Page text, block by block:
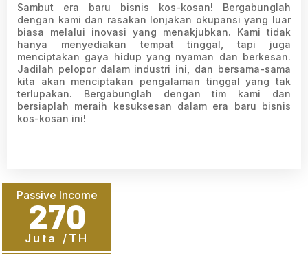
Sambut era baru bisnis kos-kosan! Bergabunglah
dengan kami dan rasakan lonjakan okupansi yang luar
biasa melalui inovasi yang menakjubkan. Kami tidak
hanya menyediakan tempat tinggal, tapi juga
menciptakan gaya hidup yang nyaman dan berkesan.
Jadilah pelopor dalam industri ini, dan bersama-sama
kita akan menciptakan pengalaman tinggal yang tak
terlupakan. Bergabunglah dengan tim kami dan
bersiaplah meraih kesuksesan dalam era baru bisnis
kos-kosan ini!
Passive Income
270
Juta /TH